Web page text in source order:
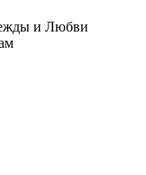
и Любви